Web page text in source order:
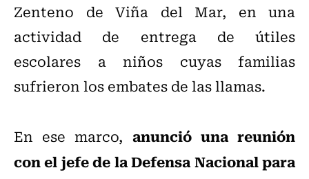
Zenteno de Viña del Mar, en una
actividad de entrega de útiles
escolares a niños cuyas familias
sufrieron los embates de las llamas.
En ese marco, anunció una reunión
con el jefe de la Defensa Nacional para